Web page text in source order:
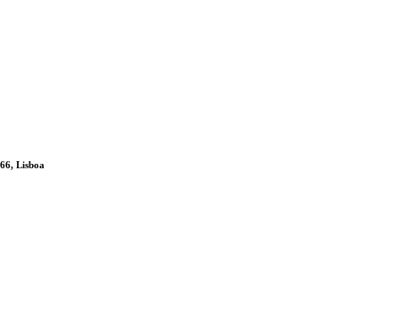
Lisboa